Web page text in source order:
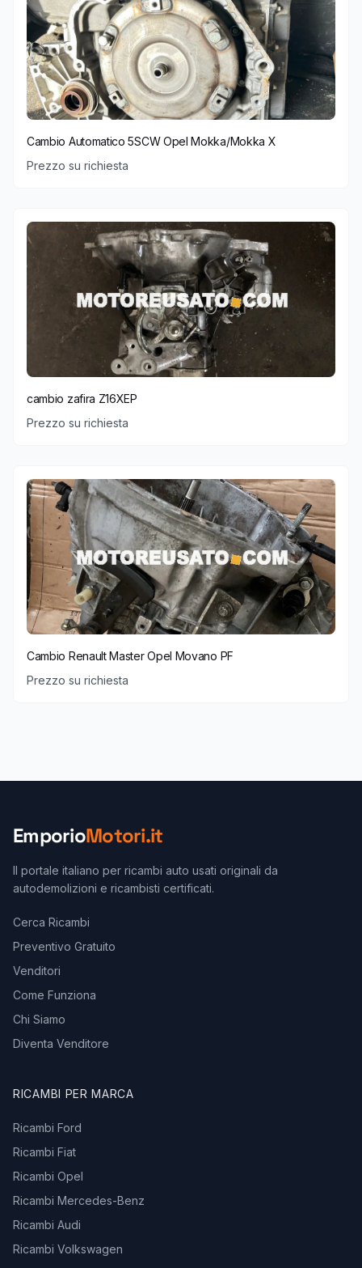
Cambio Automatico 5SCW Opel Mokka/Mokka X
Prezzo su richiesta
cambio zafira Z16XEP
Prezzo su richiesta
Cambio Renault Master Opel Movano PF
Prezzo su richiesta
EmporioMotori.it
Il portale italiano per ricambi auto usati originali da
autodemolizioni e ricambisti certificati.
Cerca Ricambi
Preventivo Gratuito
Venditori
Come Funziona
Chi Siamo
Diventa Venditore
RICAMBI PER MARCA
Ricambi Ford
Ricambi Fiat
Ricambi Opel
Ricambi Mercedes-Benz
Ricambi Audi
Ricambi Volkswagen